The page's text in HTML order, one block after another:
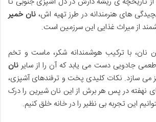
های هنرمندانه در طرز تهیه اش،نان خمیر
از میراث غذایی این سرزمین است.
نان، با ترکیب هوشمندانه شکر، ماست و تخم
جادویی دست می یابد که آن را از سایر نان
می سازد. نکات کلیدی پخت و ترفندهای آشپزی،
نهفته در پس هر برش از این نان شیرین را درک
این تجربه بی نظیر را در خانه خلق کنیم.